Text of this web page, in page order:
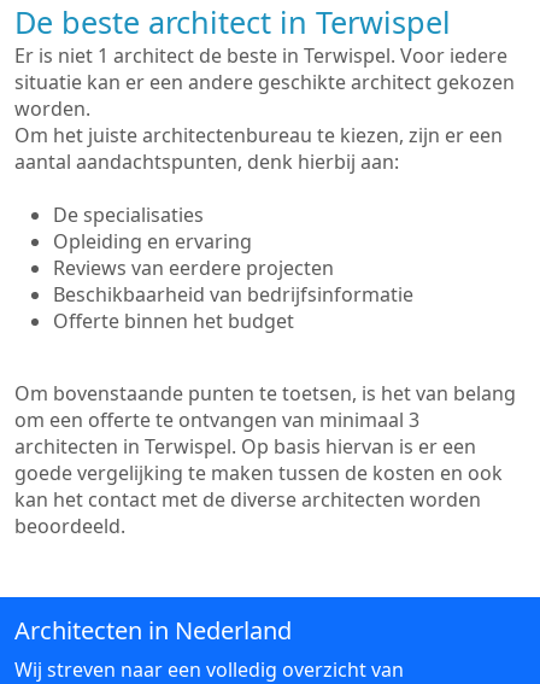
De beste architect in Terwispel
Er is niet 1 architect de beste in Terwispel. Voor iedere
situatie kan er een andere geschikte architect gekozen
worden.
Om het juiste architectenbureau te kiezen, zijn er een
aantal aandachtspunten, denk hierbij aan:
De specialisaties
Opleiding en ervaring
Reviews van eerdere projecten
Beschikbaarheid van bedrijfsinformatie
Offerte binnen het budget
Om bovenstaande punten te toetsen, is het van belang
om een offerte te ontvangen van minimaal 3
architecten in Terwispel. Op basis hiervan is er een
goede vergelijking te maken tussen de kosten en ook
kan het contact met de diverse architecten worden
beoordeeld.
Architecten in Nederland
Wij streven naar een volledig overzicht van